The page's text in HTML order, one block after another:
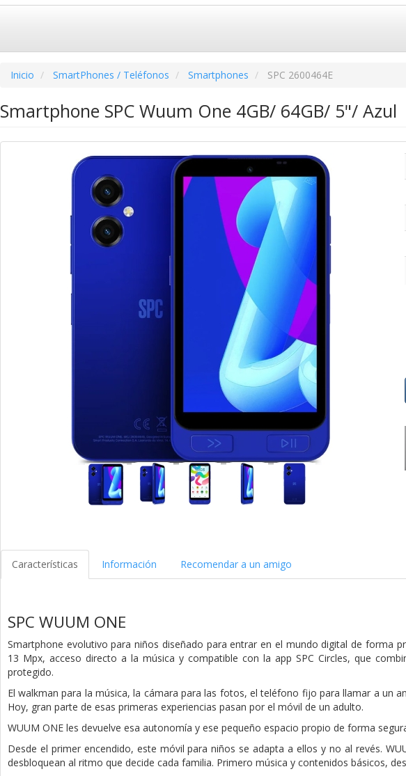
Inicio SmartPhones / Teléfonos Smartphones SPC 2600464E
Smartphone SPC Wuum One 4GB/ 64GB/ 5"/ Azul
Características Información Recomendar a un amigo
SPC WUUM ONE
Smartphone evolutivo para niños diseñado para entrar en el mundo digital de forma
13 Mpx, acceso directo a la música y compatible con la app SPC Circles, que
protegido.
El walkman para la música, la cámara para las fotos, el teléfono fijo para llamar a un
Hoy, gran parte de esas primeras experiencias pasan por el móvil de un adulto.
WUUM ONE les devuelve esa autonomía y ese pequeño espacio propio de forma
Desde el primer encendido, este móvil para niños se adapta a ellos y no al revés.
desbloquean al ritmo que decide cada familia. Primero música y contenidos básicos,